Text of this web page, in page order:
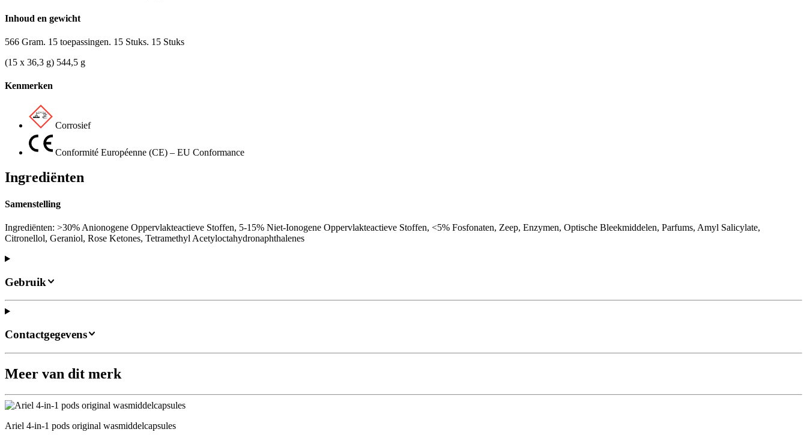
Inhoud en gewicht
566 Gram. 15 toepassingen. 15 Stuks. 15 Stuks
(15 x 36,3 g) 544,5 g
Kenmerken
Corrosief
Conformité Européenne (CE) – EU Conformance
Ingrediënten
Samenstelling
Ingrediënten: >30% Anionogene Oppervlakteactieve Stoffen, 5-15% Niet-Ionogene Oppervlakteactieve Stoffen, <5% Fosfonaten, Zeep, Enzymen, Optische Bleekmiddelen, Parfums, Amyl Salicylate,
Citronellol, Geraniol, Rose Ketones, Tetramethyl Acetyloctahydronaphthalenes
Gebruik
Contactgegevens
Meer van dit merk
Ariel 4-in-1 pods original wasmiddelcapsules